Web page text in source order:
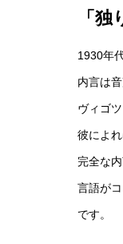
「
1930年
内言は
ヴィゴ
彼によ
完全な
言語が
です。